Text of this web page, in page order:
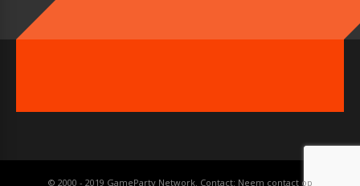
© 2000 - 2019 GameParty Network. Contact: Neem contact op